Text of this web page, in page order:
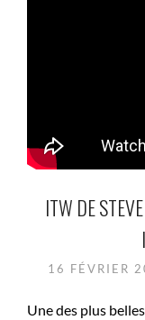
ITW DE
16 FÉVRIER
Une des plus